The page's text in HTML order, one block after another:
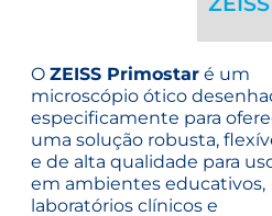
OZEISS Primostar é um
microscópio ótico
especificamente para
uma solução robusta,
e de alta qualidade para
em ambientes educativos,
laboratórios clínicos e